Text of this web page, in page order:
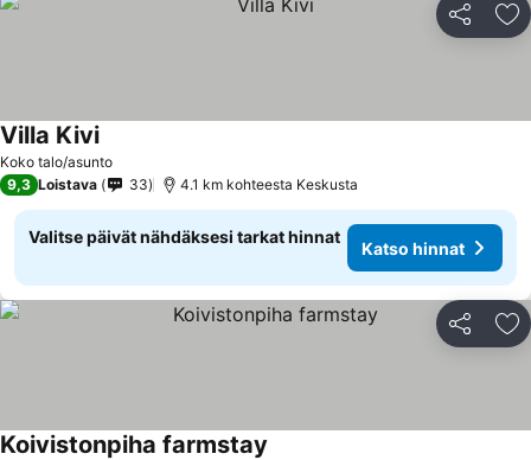
Jaa
Koko talo/asunto
Villa Kivi
9,3 Loistava 33 4.1 km kohteesta Keskusta
Valitse päivät nähdäksesi tarkat hinnat
Katso hinnat
Jaa
Koivistonpiha farmstay